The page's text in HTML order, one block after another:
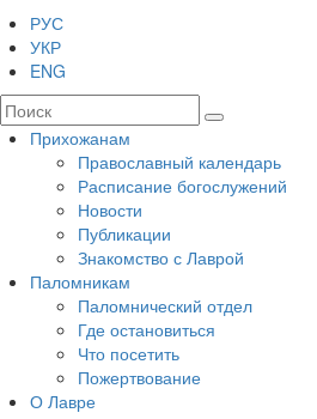
РУС
УКР
ENG
Прихожанам
Православный календарь
Расписание богослужений
Новости
Публикации
Знакомство с Лаврой
Паломникам
Паломнический отдел
Где остановиться
Что посетить
Пожертвование
О Лавре